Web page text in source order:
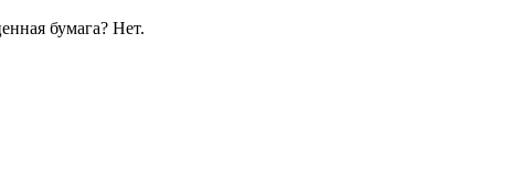
бумага? Нет.